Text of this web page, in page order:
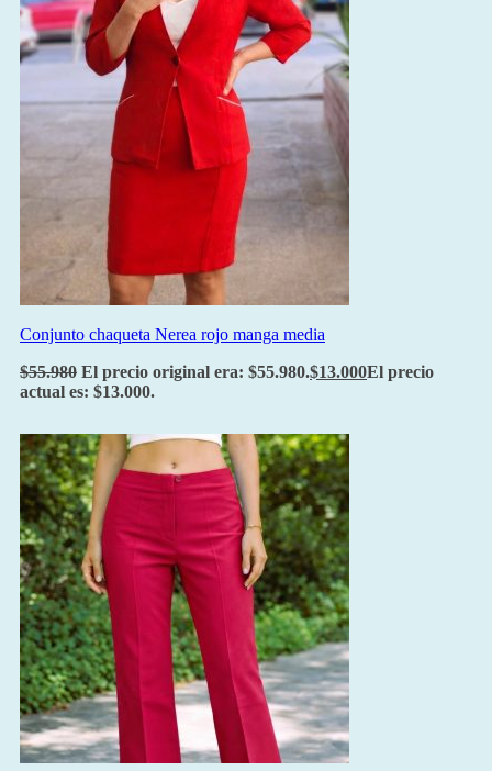
Conjunto chaqueta Nerea rojo manga media
$55.980 El precio original era: $55.980.$13.000El precio
actual es: $13.000.